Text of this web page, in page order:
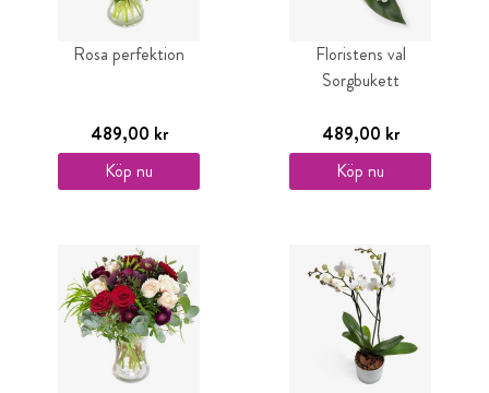
Rosa perfektion
489,00 kr
Köp nu
Floristens val
Sorgbukett
489,00 kr
Köp nu